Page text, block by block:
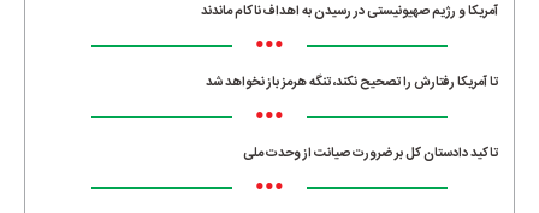
آمریکا و رژیم صهیونیستی در رسیدن به اهداف ناکام ماندند
•••
تا آمریکا رفتارش را تصحیح نکند، تنگه هرمز باز نخواهد شد
•••
تاکید دادستان کل بر ضرورت صیانت از وحدت ملی
•••